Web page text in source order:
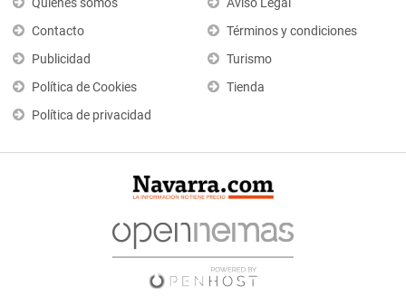
Quiénes somos
Contacto
Publicidad
Política de Cookies
Política de privacidad
Aviso Legal
Términos y condiciones
Turismo
Tienda